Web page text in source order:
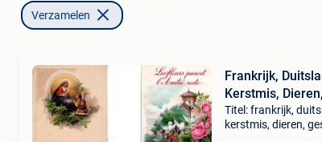
Verzamelen
Frankrijk,
Kerstmis, Dieren,
Titel: frankrijk,
kerstmis, dieren,